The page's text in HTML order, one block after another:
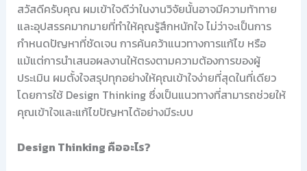
สวัสดีครับคุณ ผมเข้าใจดีว่าในงานวิจัยนั้นอาจมีความท้าทาย
และอุปสรรคมากมายที่ทำให้คุณรู้สึกหนักใจ ไม่ว่าจะเป็นการ
กำหนดปัญหาที่ชัดเจน การค้นคว้าแนวทางการแก้ไข หรือ
แม้แต่การนำเสนอผลงานให้ตรงตามความต้องการของผู้
ประเมิน ผมตั้งใจสรุปทุกอย่างให้คุณเข้าใจง่ายที่สุดในที่เดียว
โดยการใช้ Design Thinking ซึ่งเป็นแนวทางที่สามารถช่วยให้
คุณเข้าใจและแก้ไขปัญหาได้อย่างมีระบบ
Design Thinking คืออะไร?